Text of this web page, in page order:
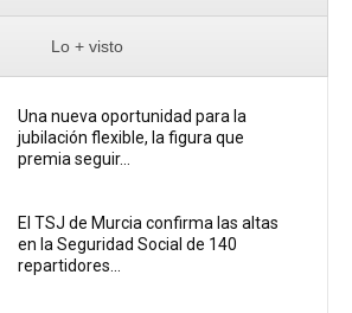
Lo + visto
Una nueva oportunidad para la
jubilación flexible, la figura que
premia seguir...
El TSJ de Murcia confirma las altas
en la Seguridad Social de 140
repartidores...